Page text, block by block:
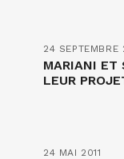
24 SEPTEMBRE
MARIANI ET
LEUR
24 MAI 2011